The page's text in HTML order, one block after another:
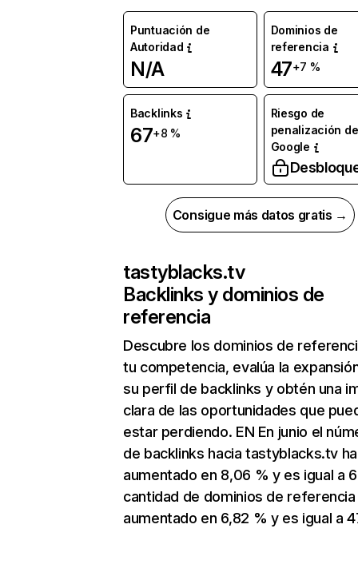
Puntuación de
Autoridad
N/A
Dominios de
referencia
47+7 %
Backlinks
67+8 %
Riesgo de
penalización de
Google
Consigue más datos gratis →
tastyblacks.tv
Backlinks y dominios de
referencia
Descubre los dominios de
tu competencia, evalúa la
su perfil de backlinks y obtén una
clara de las oportunidades que
estar perdiendo. EN En junio el
de backlinks hacia tastyblacks.tv ha
aumentado en 8,06 % y es igual a
cantidad de dominios de referencia
aumentado en 6,82 % y es igual a